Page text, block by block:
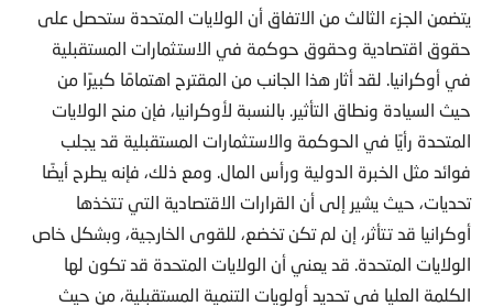
يتضمن الجزء الثالث من الاتفاق أن الولايات المتحدة ستحصل على
حقوق اقتصادية وحقوق حوكمة في الاستثمارات المستقبلية
في أوكرانيا. لقد أثار هذا الجانب من المقترح اهتمامًا كبيرًا من
حيث السيادة ونطاق التأثير. بالنسبة لأوكرانيا، فإن منح الولايات
المتحدة رأيًا في الحوكمة والاستثمارات المستقبلية قد يجلب
فوائد مثل الخبرة الدولية ورأس المال. ومع ذلك، فإنه يطرح أيضًا
تحديات، حيث يشير إلى أن القرارات الاقتصادية التي تتخذها
أوكرانيا قد تتأثر، إن لم تكن تخضع، للقوى الخارجية، وبشكل خاص
الولايات المتحدة. قد يعني أن الولايات المتحدة قد تكون لها
الكلمة العليا في تحديد أولويات التنمية المستقبلية، من حيث